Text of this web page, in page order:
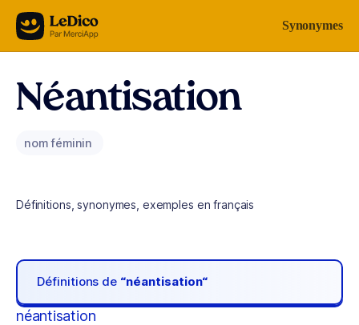
Aller au contenu Synonymes
Néantisation
nom féminin
Définitions, synonymes, exemples en français
Définitions de “néantisation“
néantisation